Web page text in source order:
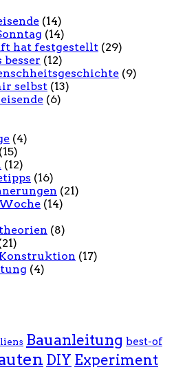
(14)
(14)
hat festgestellt (29)
(12)
(9)
selbst (13)
(6)
(4)
(15)
(12)
(16)
(21)
(14)
(8)
(17)
(4)
Bauanleitung best-of
DIY Experiment